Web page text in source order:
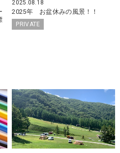
2025.08.18
2025年 お盆休みの風景！！
PRIVATE